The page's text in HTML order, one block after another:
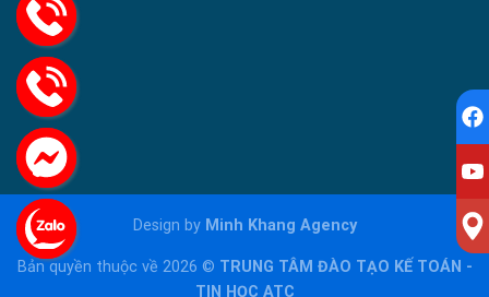
Design by Minh Khang Agency
Bản quyền thuộc về 2026 © TRUNG TÂM ĐÀO TẠO KẾ TOÁN -
TIN HỌC ATC